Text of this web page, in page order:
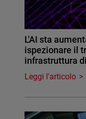
L'AI sta
ispezionare il
infrastruttura
Leggi l'articolo